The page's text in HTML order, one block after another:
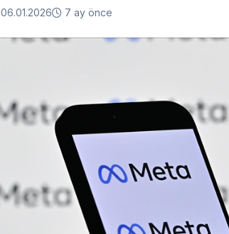
06.01.2026 7 ay önce